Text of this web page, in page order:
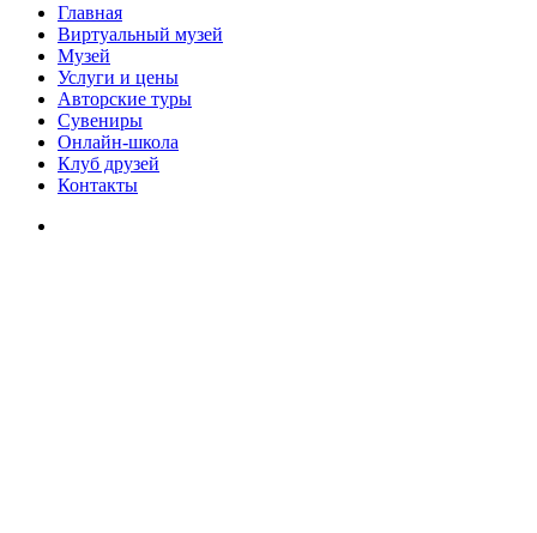
Главная
Виртуальный музей
Музей
Услуги и цены
Авторские туры
Сувениры
Онлайн-школа
Клуб друзей
Контакты